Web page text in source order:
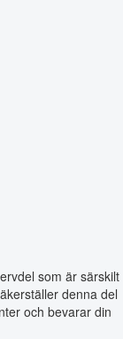
som är särskilt
denna del
och bevarar din